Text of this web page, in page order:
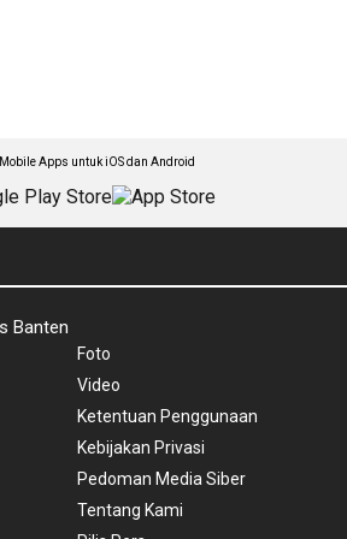
Apps untuk iOS dan Android
Banten
Foto
Video
Ketentuan Penggunaan
Kebijakan Privasi
Pedoman Media Siber
Tentang Kami